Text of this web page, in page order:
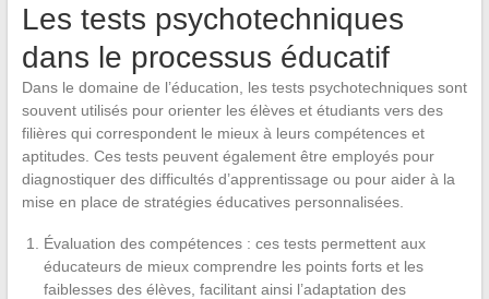
Les tests psychotechniques
dans le processus éducatif
Dans le domaine de l’éducation, les tests psychotechniques sont
souvent utilisés pour orienter les élèves et étudiants vers des
filières qui correspondent le mieux à leurs compétences et
aptitudes. Ces tests peuvent également être employés pour
diagnostiquer des difficultés d’apprentissage ou pour aider à la
mise en place de stratégies éducatives personnalisées.
Évaluation des compétences : ces tests permettent aux
éducateurs de mieux comprendre les points forts et les
faiblesses des élèves, facilitant ainsi l’adaptation des